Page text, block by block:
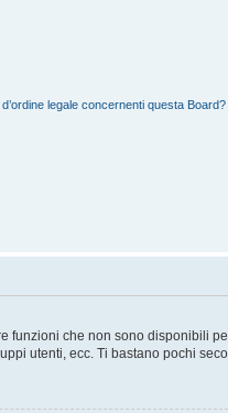
legale concernenti questa Board?
funzioni che non sono disponibili
utenti, ecc. Ti bastano pochi